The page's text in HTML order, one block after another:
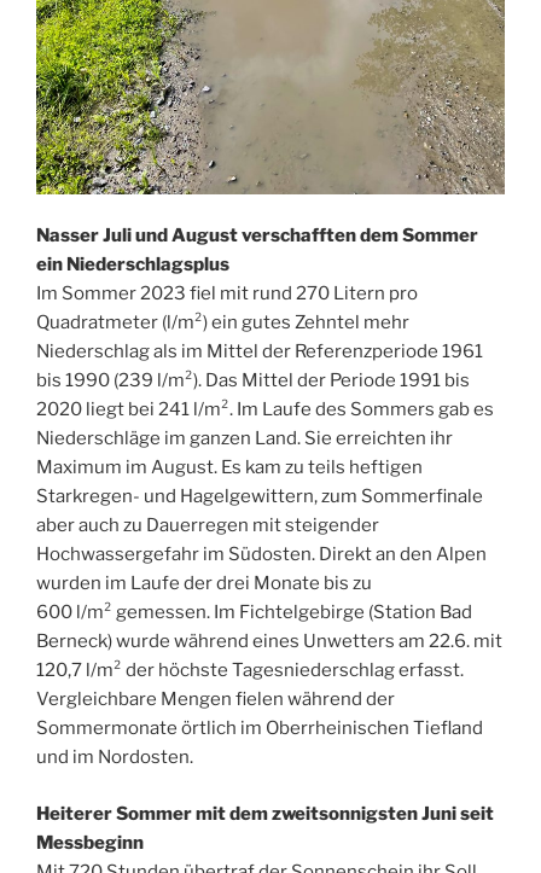
Nasser Juli und August verschafften dem Sommer
ein Niederschlagsplus
Im Sommer 2023 fiel mit rund 270 Litern pro
Quadratmeter (l/m²) ein gutes Zehntel mehr
Niederschlag als im Mittel der Referenzperiode 1961
bis 1990 (239 l/m²). Das Mittel der Periode 1991 bis
2020 liegt bei 241 l/m². Im Laufe des Sommers gab es
Niederschläge im ganzen Land. Sie erreichten ihr
Maximum im August. Es kam zu teils heftigen
Starkregen- und Hagelgewittern, zum Sommerfinale
aber auch zu Dauerregen mit steigender
Hochwassergefahr im Südosten. Direkt an den Alpen
wurden im Laufe der drei Monate bis zu
600 l/m² gemessen. Im Fichtelgebirge (Station Bad
Berneck) wurde während eines Unwetters am 22.6. mit
120,7 l/m² der höchste Tagesniederschlag erfasst.
Vergleichbare Mengen fielen während der
Sommermonate örtlich im Oberrheinischen Tiefland
und im Nordosten.
Heiterer Sommer mit dem zweitsonnigsten Juni seit
Messbeginn